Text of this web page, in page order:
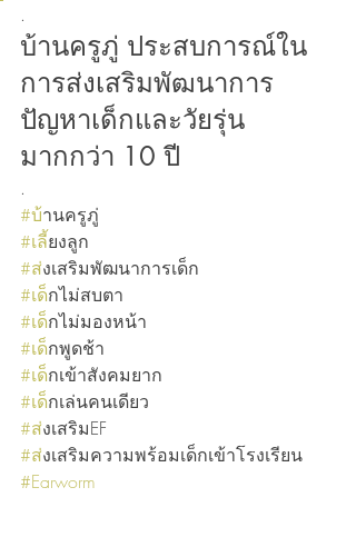
.
บ้านครูภู่ ประสบการณ์ใน
การส่งเสริมพัฒนาการ
ปัญหาเด็กและวัยรุ่น
มากกว่า 10 ปี
.
#บ้านครูภู่
#เลี้ยงลูก
#ส่งเสริมพัฒนาการเด็ก
#เด็กไม่สบตา
#เด็กไม่มองหน้า
#เด็กพูดช้า
#เด็กเข้าสังคมยาก
#เด็กเล่นคนเดียว
#ส่งเสริมEF
#ส่งเสริมความพร้อมเด็กเข้าโรงเรียน
#Earworm